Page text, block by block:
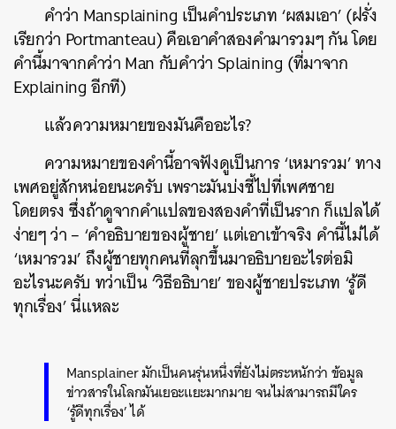
คำว่า Mansplaining เป็นคำประเภท ‘ผสมเอา’ (ฝรั่ง
เรียกว่า Portmanteau) คือเอาคำสองคำมารวมๆ กัน โดย
คำนี้มาจากคำว่า Man กับคำว่า Splaining (ที่มาจาก
Explaining อีกที)
แล้วความหมายของมันคืออะไร?
ความหมายของคำนี้อาจฟังดูเป็นการ ‘เหมารวม’ ทาง
เพศอยู่สักหน่อยนะครับ เพราะมันบ่งชี้ไปที่เพศชาย
โดยตรง ซึ่งถ้าดูจากคำแปลของสองคำที่เป็นราก ก็แปลได้
ง่ายๆ ว่า – ‘คำอธิบายของผู้ชาย’ แต่เอาเข้าจริง คำนี้ไม่ได้
‘เหมารวม’ ถึงผู้ชายทุกคนที่ลุกขึ้นมาอธิบายอะไรต่อมิ
อะไรนะครับ ทว่าเป็น ‘วิธีอธิบาย’ ของผู้ชายประเภท ‘รู้ดี
ทุกเรื่อง’ นี่แหละ
Mansplainer มักเป็นคนรุ่นหนึ่งที่ยังไม่ตระหนักว่า ข้อมูล
ข่าวสารในโลกมันเยอะแยะมากมาย จนไม่สามารถมีใคร
‘รู้ดีทุกเรื่อง’ ได้